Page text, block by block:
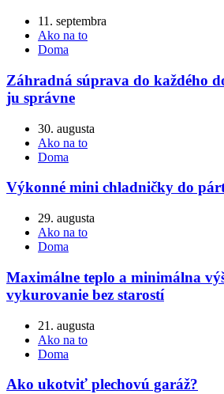
11. septembra
Ako na to
Doma
Záhradná súprava do každého
ju správne
30. augusta
Ako na to
Doma
Výkonné mini chladničky do
29. augusta
Ako na to
Doma
Maximálne teplo a minimálna
vykurovanie bez starostí
21. augusta
Ako na to
Doma
Ako ukotviť plechovú garáž?